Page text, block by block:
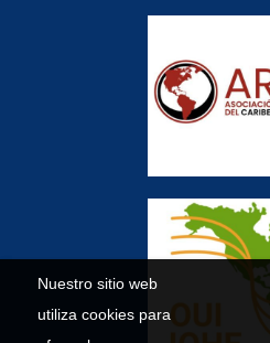
Nuestro sitio web
utiliza cookies para